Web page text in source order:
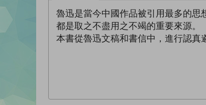
魯迅是當今中國作品被引用最多的思
都是取之不盡用之不竭的重要來源。
本書從魯迅文稿和書信中，進行認真